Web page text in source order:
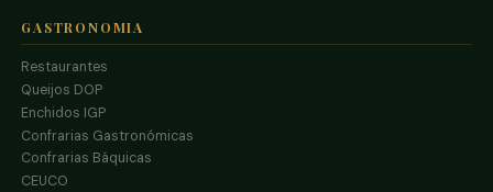
GASTRONOMIA
Restaurantes
Queijos DOP
Enchidos IGP
Confrarias Gastronómicas
Confrarias Báquicas
CEUCO